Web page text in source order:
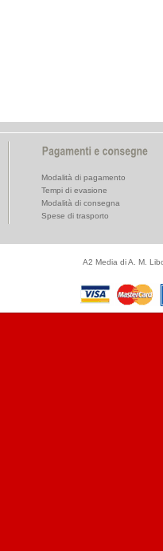
Modalità di pagamento
Tempi di evasione
Modalità di consegna
Spese di trasporto
A2 Media di A. M.